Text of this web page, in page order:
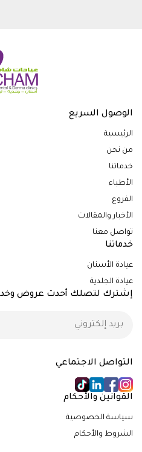
الوصول السريع
الرئيسية
من نحن
خدماتنا
الأطباء
الفروع
الأخبار والمقالات
تواصل معنا
خدماتنا
عيادة الأسنان
عيادة الجلدية
إشترك لتصلك أحدث عروض
التواصل الاجتماعي
القوانين والأحكام
سياسة الخصوصية
الشروط والأحكام